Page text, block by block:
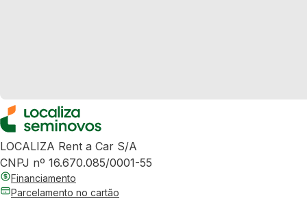
LOCALIZA Rent a Car S/A
CNPJ nº 16.670.085/0001-55
Financiamento
Parcelamento no cartão